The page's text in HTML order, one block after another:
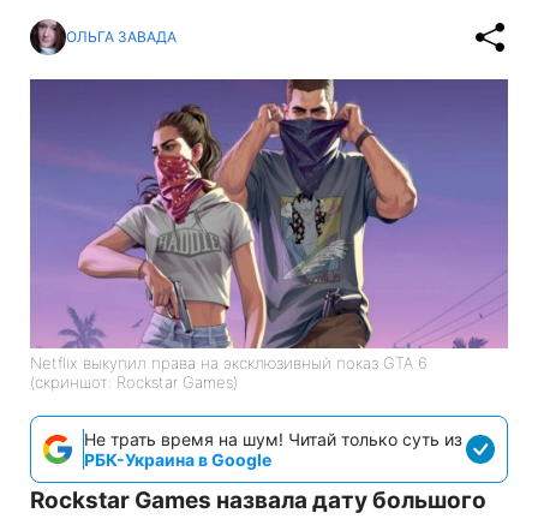
ОЛЬГА ЗАВАДА
Netflix выкупил права на эксклюзивный показ GTA 6
(скриншот: Rockstar Games)
Не трать время на шум! Читай только суть из
РБК-Украина в Google
Rockstar Games назвала дату большого